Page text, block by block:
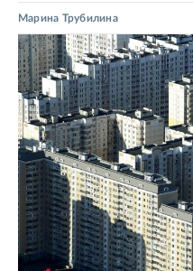
Марина Трубилина